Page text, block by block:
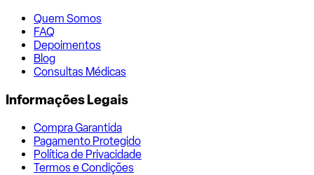
Quem Somos
FAQ
Depoimentos
Blog
Consultas Médicas
Informações Legais
Compra Garantida
Pagamento Protegido
Política de Privacidade
Termos e Condições